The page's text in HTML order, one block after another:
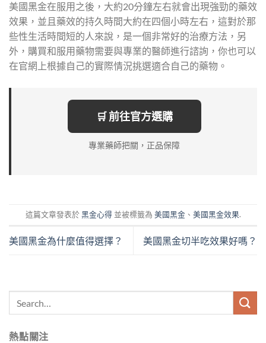
美國黑金在服用之後，大約20分鐘左右就會出現強勁的藥效
效果，並且藥效的持久時間大約在四個小時左右，這對於那
些性生活時間短的人來說，是一個非常好的治療方法，另
外，購買和服用藥物需要與專業的醫師進行諮詢，你也可以
在官網上根據自己的實際情況挑選適合自己的藥物。
🛒 前往官方選購
專業藥師把關，正品保障
這篇文章發表於黑金心得並被標籤為 美國黑金、 美國黑金效果.
美國黑金為什麼值得選擇？ 美國黑金切半吃效果好嗎？
熱點關注